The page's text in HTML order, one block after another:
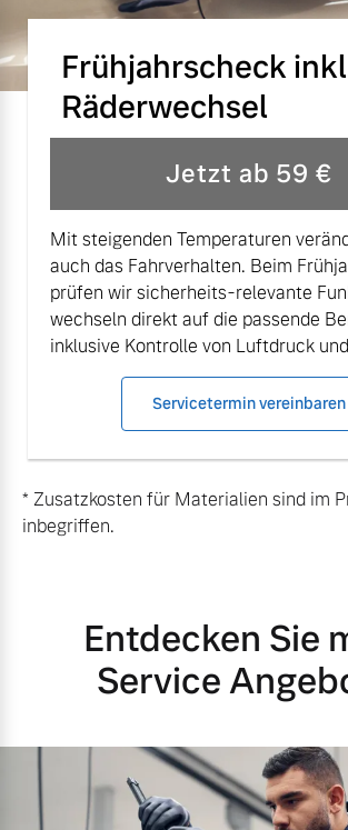
Mehr erfahren
Versicherung
Frühjahrscheck
Räderwechsel
Jetzt ab 59 €
Mit steigenden Temperaturen
auch das Fahrverhalten. Beim
prüfen wir sicherheits-relevante
wechseln direkt auf die passende
inklusive Kontrolle von Luftdruck
Servicetermin vereinbaren
* Zusatzkosten für Materialien sind im
inbegriffen.
Entdecken Sie
Service